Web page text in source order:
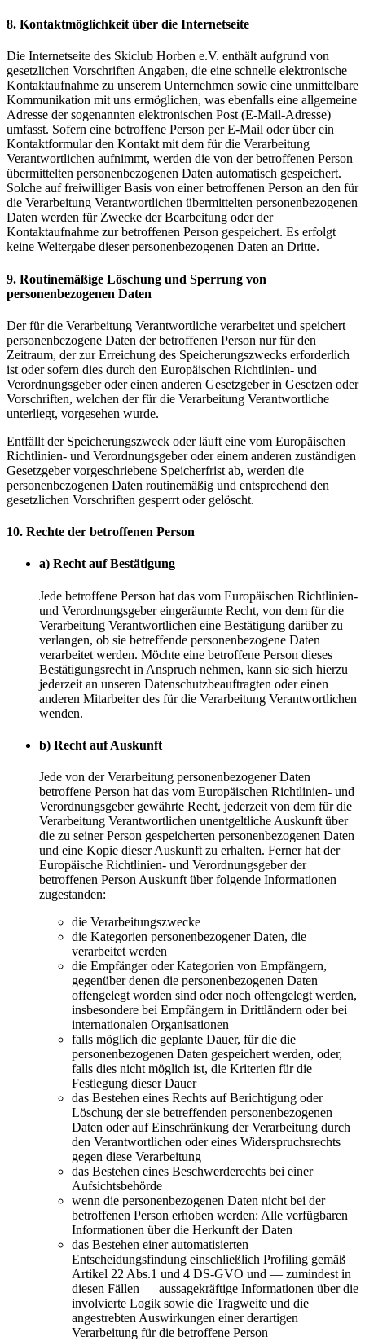
8. Kontaktmöglichkeit über die Internetseite
Die Internetseite des Skiclub Horben e.V. enthält aufgrund von
gesetzlichen Vorschriften Angaben, die eine schnelle elektronische
Kontaktaufnahme zu unserem Unternehmen sowie eine unmittelbare
Kommunikation mit uns ermöglichen, was ebenfalls eine allgemeine
Adresse der sogenannten elektronischen Post (E-Mail-Adresse)
umfasst. Sofern eine betroffene Person per E-Mail oder über ein
Kontaktformular den Kontakt mit dem für die Verarbeitung
Verantwortlichen aufnimmt, werden die von der betroffenen Person
übermittelten personenbezogenen Daten automatisch gespeichert.
Solche auf freiwilliger Basis von einer betroffenen Person an den für
die Verarbeitung Verantwortlichen übermittelten personenbezogenen
Daten werden für Zwecke der Bearbeitung oder der
Kontaktaufnahme zur betroffenen Person gespeichert. Es erfolgt
keine Weitergabe dieser personenbezogenen Daten an Dritte.
9. Routinemäßige Löschung und Sperrung von
personenbezogenen Daten
Der für die Verarbeitung Verantwortliche verarbeitet und speichert
personenbezogene Daten der betroffenen Person nur für den
Zeitraum, der zur Erreichung des Speicherungszwecks erforderlich
ist oder sofern dies durch den Europäischen Richtlinien- und
Verordnungsgeber oder einen anderen Gesetzgeber in Gesetzen oder
Vorschriften, welchen der für die Verarbeitung Verantwortliche
unterliegt, vorgesehen wurde.
Entfällt der Speicherungszweck oder läuft eine vom Europäischen
Richtlinien- und Verordnungsgeber oder einem anderen zuständigen
Gesetzgeber vorgeschriebene Speicherfrist ab, werden die
personenbezogenen Daten routinemäßig und entsprechend den
gesetzlichen Vorschriften gesperrt oder gelöscht.
10. Rechte der betroffenen Person
a) Recht auf Bestätigung
Jede betroffene Person hat das vom Europäischen Richtlinien-
und Verordnungsgeber eingeräumte Recht, von dem für die
Verarbeitung Verantwortlichen eine Bestätigung darüber zu
verlangen, ob sie betreffende personenbezogene Daten
verarbeitet werden. Möchte eine betroffene Person dieses
Bestätigungsrecht in Anspruch nehmen, kann sie sich hierzu
jederzeit an unseren Datenschutzbeauftragten oder einen
anderen Mitarbeiter des für die Verarbeitung Verantwortlichen
wenden.
b) Recht auf Auskunft
Jede von der Verarbeitung personenbezogener Daten
betroffene Person hat das vom Europäischen Richtlinien- und
Verordnungsgeber gewährte Recht, jederzeit von dem für die
Verarbeitung Verantwortlichen unentgeltliche Auskunft über
die zu seiner Person gespeicherten personenbezogenen Daten
und eine Kopie dieser Auskunft zu erhalten. Ferner hat der
Europäische Richtlinien- und Verordnungsgeber der
betroffenen Person Auskunft über folgende Informationen
zugestanden:
die Verarbeitungszwecke
die Kategorien personenbezogener Daten, die
verarbeitet werden
die Empfänger oder Kategorien von Empfängern,
gegenüber denen die personenbezogenen Daten
offengelegt worden sind oder noch offengelegt werden,
insbesondere bei Empfängern in Drittländern oder bei
internationalen Organisationen
falls möglich die geplante Dauer, für die die
personenbezogenen Daten gespeichert werden, oder,
falls dies nicht möglich ist, die Kriterien für die
Festlegung dieser Dauer
das Bestehen eines Rechts auf Berichtigung oder
Löschung der sie betreffenden personenbezogenen
Daten oder auf Einschränkung der Verarbeitung durch
den Verantwortlichen oder eines Widerspruchsrechts
gegen diese Verarbeitung
das Bestehen eines Beschwerderechts bei einer
Aufsichtsbehörde
wenn die personenbezogenen Daten nicht bei der
betroffenen Person erhoben werden: Alle verfügbaren
Informationen über die Herkunft der Daten
das Bestehen einer automatisierten
Entscheidungsfindung einschließlich Profiling gemäß
Artikel 22 Abs.1 und 4 DS-GVO und — zumindest in
diesen Fällen — aussagekräftige Informationen über die
involvierte Logik sowie die Tragweite und die
angestrebten Auswirkungen einer derartigen
Verarbeitung für die betroffene Person